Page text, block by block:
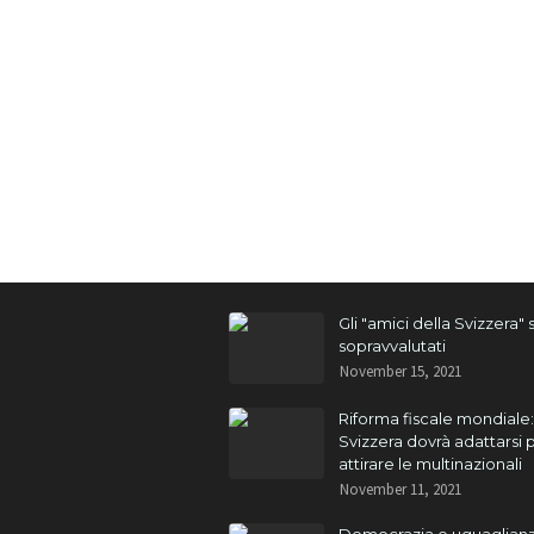
Gli "amici della Svizzera"
sopravvalutati
November 15, 2021
Riforma fiscale
Svizzera dovrà adattarsi
attirare le multinazionali
November 11, 2021